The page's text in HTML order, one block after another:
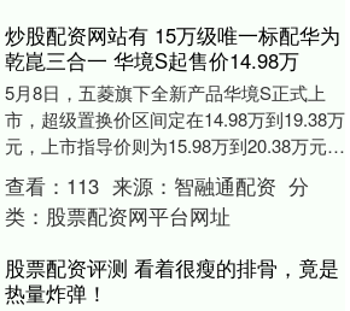
炒股配资网站有 15万级唯一标配华为
乾崑三合一 华境S起售价14.98万
5月8日，五菱旗下全新产品华境S正式上
市，超级置换价区间定在14.98万到19.38万
元，上市指导价则为15.98万到20.38万元。
首批覆盖全国204座城市3....
查看： 113 来源： 智融通配资 分
类： 股票配资网平台网址
股票配资评测 看着很瘦的排骨，竟是
热量炸弹！